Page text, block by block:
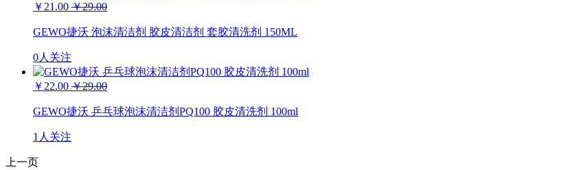
￥21.00 ￥29.00
GEWO捷沃 泡沫清洁剂 胶皮清洁剂 套胶清洗剂 150ML
0人关注
￥22.00 ￥29.00
GEWO捷沃 乒乓球泡沫清洁剂PQ100 胶皮清洗剂 100ml
1人关注
上一页